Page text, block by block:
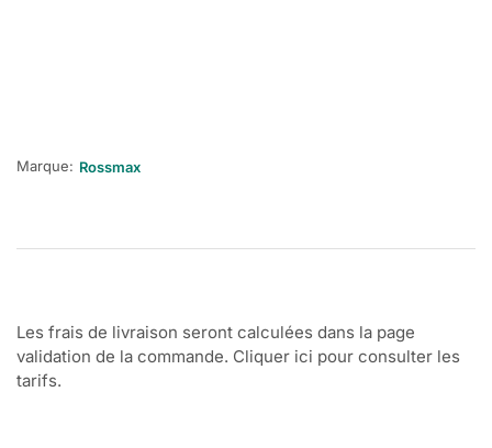
Marque: Rossmax
Les frais de livraison seront calculées dans la page
validation de la commande. Cliquer ici pour consulter les
tarifs.